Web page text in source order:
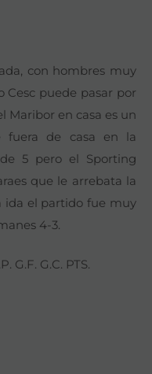
con hombres muy
Cesc puede pasar por
Maribor en casa es un
fuera de casa en la
5 pero el Sporting
que le arrebata la
ida el partido fue muy
4-3.
G.F. G.C. PTS.